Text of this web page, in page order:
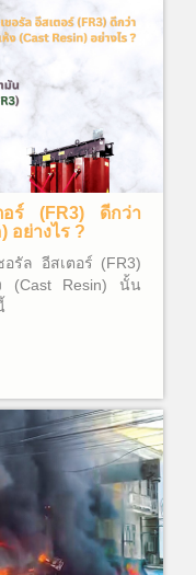
อร์ (FR3) ดีกว่า
อย่างไร ?
รัล อีสเตอร์ (FR3)
ง (Cast Resin) นั้น